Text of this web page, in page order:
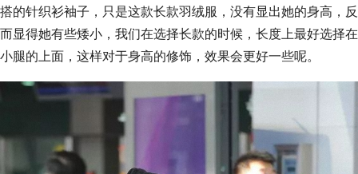
搭的针织衫袖子，只是这款长款羽绒服，没有显出她的身高，反
而显得她有些矮小，我们在选择长款的时候，长度上最好选择在
小腿的上面，这样对于身高的修饰，效果会更好一些呢。